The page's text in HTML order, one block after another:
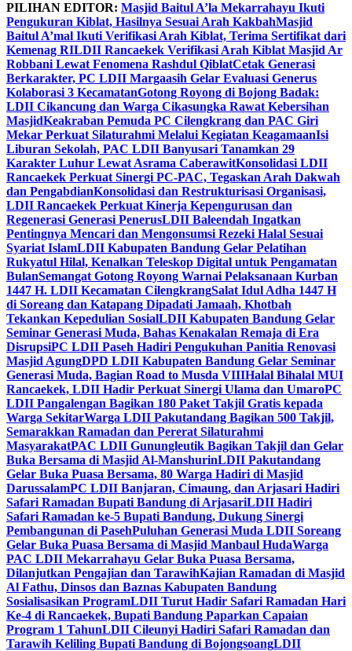
PILIHAN EDITOR: Masjid Baitul A’la Mekarrahayu Ikuti
Pengukuran Kiblat, Hasilnya Sesuai Arah KakbahMasjid
Baitul A’mal Ikuti Verifikasi Arah Kiblat, Terima Sertifikat dari
Kemenag RILDII Rancaekek Verifikasi Arah Kiblat Masjid Ar
Robbani Lewat Fenomena Rashdul QiblatCetak Generasi
Berkarakter, PC LDII Margaasih Gelar Evaluasi Generus
Kolaborasi 3 KecamatanGotong Royong di Bojong Badak:
LDII Cikancung dan Warga Cikasungka Rawat Kebersihan
MasjidKeakraban Pemuda PC Cilengkrang dan PAC Giri
Mekar Perkuat Silaturahmi Melalui Kegiatan KeagamaanIsi
Liburan Sekolah, PAC LDII Banyusari Tanamkan 29
Karakter Luhur Lewat Asrama CaberawitKonsolidasi LDII
Rancaekek Perkuat Sinergi PC-PAC, Tegaskan Arah Dakwah
dan PengabdianKonsolidasi dan Restrukturisasi Organisasi,
LDII Rancaekek Perkuat Kinerja Kepengurusan dan
Regenerasi Generasi PenerusLDII Baleendah Ingatkan
Pentingnya Mencari dan Mengonsumsi Rezeki Halal Sesuai
Syariat IslamLDII Kabupaten Bandung Gelar Pelatihan
Rukyatul Hilal, Kenalkan Teleskop Digital untuk Pengamatan
BulanSemangat Gotong Royong Warnai Pelaksanaan Kurban
1447 H. LDII Kecamatan CilengkrangSalat Idul Adha 1447 H
di Soreang dan Katapang Dipadati Jamaah, Khotbah
Tekankan Kepedulian SosialLDII Kabupaten Bandung Gelar
Seminar Generasi Muda, Bahas Kenakalan Remaja di Era
DisrupsiPC LDII Paseh Hadiri Pengukuhan Panitia Renovasi
Masjid AgungDPD LDII Kabupaten Bandung Gelar Seminar
Generasi Muda, Bagian Road to Musda VIIIHalal Bihalal MUI
Rancaekek, LDII Hadir Perkuat Sinergi Ulama dan UmaroPC
LDII Pangalengan Bagikan 180 Paket Takjil Gratis kepada
Warga SekitarWarga LDII Pakutandang Bagikan 500 Takjil,
Semarakkan Ramadan dan Pererat Silaturahmi
MasyarakatPAC LDII Gunungleutik Bagikan Takjil dan Gelar
Buka Bersama di Masjid Al-ManshurinLDII Pakutandang
Gelar Buka Puasa Bersama, 80 Warga Hadiri di Masjid
DarussalamPC LDII Banjaran, Cimaung, dan Arjasari Hadiri
Safari Ramadan Bupati Bandung di ArjasariLDII Hadiri
Safari Ramadan ke-5 Bupati Bandung, Dukung Sinergi
Pembangunan di PasehPuluhan Generasi Muda LDII Soreang
Gelar Buka Puasa Bersama di Masjid Manbaul HudaWarga
PAC LDII Mekarrahayu Gelar Buka Puasa Bersama,
Dilanjutkan Pengajian dan TarawihKajian Ramadan di Masjid
Al Fathu, Dinsos dan Baznas Kabupaten Bandung
Sosialisasikan ProgramLDII Turut Hadir Safari Ramadan Hari
Ke-4 di Rancaekek, Bupati Bandung Paparkan Capaian
Program 1 TahunLDII Cileunyi Hadiri Safari Ramadan dan
Tarawih Keliling Bupati Bandung di BojongsoangLDII